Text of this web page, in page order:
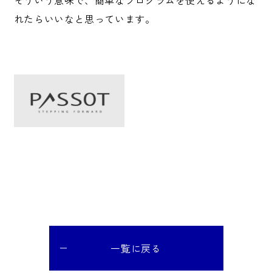
れたらいいなと思っています。
一覧に戻る